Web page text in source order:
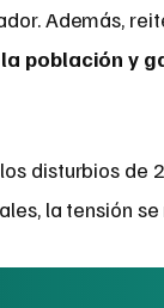
Además,
población y
disturbios de
la tensión